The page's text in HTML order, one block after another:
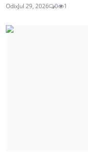
OdixJul 29, 2026 0 1